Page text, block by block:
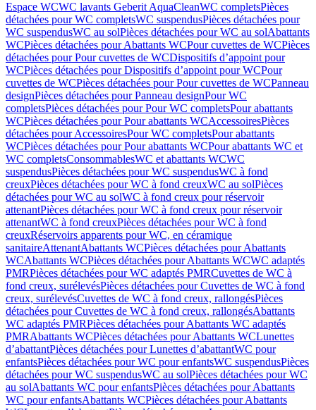
Espace WCWC lavants Geberit AquaCleanWC completsPièces
détachées pour WC completsWC suspendusPièces détachées pour
WC suspendusWC au solPièces détachées pour WC au solAbattants
WCPièces détachées pour Abattants WCPour cuvettes de WCPièces
détachées pour Pour cuvettes de WCDispositifs d’appoint pour
WCPièces détachées pour Dispositifs d’appoint pour WCPour
cuvettes de WCPièces détachées pour Pour cuvettes de WCPanneau
designPièces détachées pour Panneau designPour WC
completsPièces détachées pour Pour WC completsPour abattants
WCPièces détachées pour Pour abattants WCAccessoiresPièces
détachées pour AccessoiresPour WC completsPour abattants
WCPièces détachées pour Pour abattants WCPour abattants WC et
WC completsConsommablesWC et abattants WCWC
suspendusPièces détachées pour WC suspendusWC à fond
creuxPièces détachées pour WC à fond creuxWC au solPièces
détachées pour WC au solWC à fond creux pour réservoir
attenantPièces détachées pour WC à fond creux pour réservoir
attenantWC à fond creuxPièces détachées pour WC à fond
creuxRéservoirs apparents pour WC, en céramique
sanitaireAttenantAbattants WCPièces détachées pour Abattants
WCAbattants WCPièces détachées pour Abattants WCWC adaptés
PMRPièces détachées pour WC adaptés PMRCuvettes de WC à
fond creux, surélevésPièces détachées pour Cuvettes de WC à fond
creux, surélevésCuvettes de WC à fond creux, rallongésPièces
détachées pour Cuvettes de WC à fond creux, rallongésAbattants
WC adaptés PMRPièces détachées pour Abattants WC adaptés
PMRAbattants WCPièces détachées pour Abattants WCLunettes
d’abattantPièces détachées pour Lunettes d’abattantWC pour
enfantsPièces détachées pour WC pour enfantsWC suspendusPièces
détachées pour WC suspendusWC au solPièces détachées pour WC
au solAbattants WC pour enfantsPièces détachées pour Abattants
WC pour enfantsAbattants WCPièces détachées pour Abattants